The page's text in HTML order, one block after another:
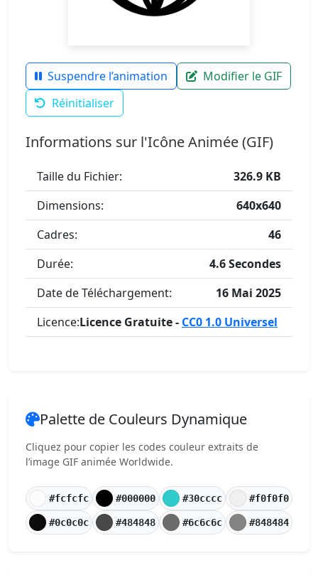
Suspendre l’animation
Modifier le GIF
Réinitialiser
Informations sur l'Icône Animée (GIF)
Taille du Fichier:
326.9 KB
Dimensions:
640x640
Cadres:
46
Durée:
4.6 Secondes
Date de Téléchargement:
16 Mai 2025
Licence:Licence Gratuite - CC0 1.0 Universel
Palette de Couleurs Dynamique
Cliquez pour copier les codes couleur extraits de
l’image GIF animée Worldwide.
#fcfcfc #000000 #30cccc #f0f0f0
#0c0c0c #484848 #6c6c6c #848484